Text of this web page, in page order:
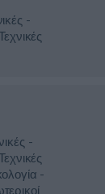
-
-
-